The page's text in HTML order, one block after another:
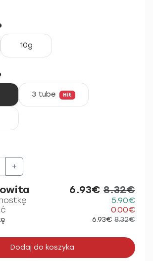
10g
3 tube Hit
+
6.93€ 8.32€
5.90€
0.00€
6.93€ 8.32€
Dodaj do koszyka